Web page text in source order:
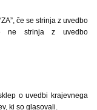
če se strinja z uvedbo
ne strinja z uvedbo
o uvedbi krajevnega
ki so glasovali.